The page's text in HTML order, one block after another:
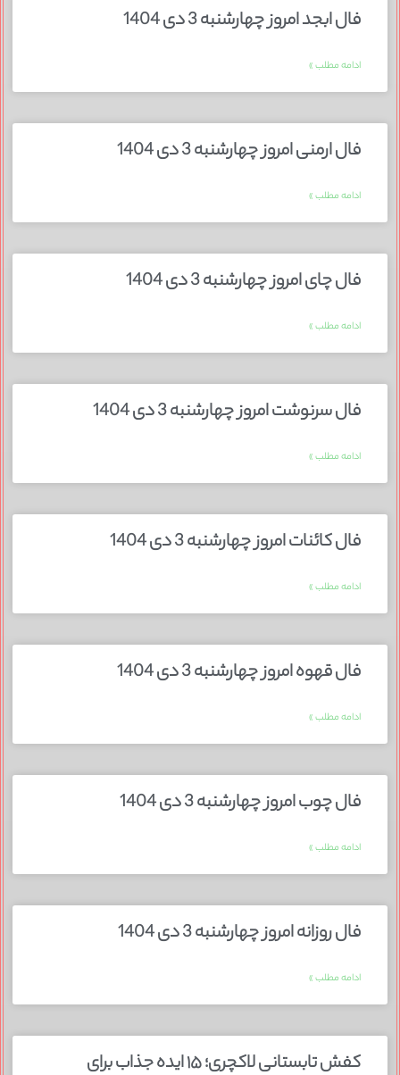
فال ابجد امروز چهارشنبه 3 دی 1404
ادامه مطلب »
فال ارمنی امروز چهارشنبه 3 دی 1404
ادامه مطلب »
فال چای امروز چهارشنبه 3 دی 1404
ادامه مطلب »
فال سرنوشت امروز چهارشنبه 3 دی 1404
ادامه مطلب »
فال کائنات امروز چهارشنبه 3 دی 1404
ادامه مطلب »
فال قهوه امروز چهارشنبه 3 دی 1404
ادامه مطلب »
فال چوب امروز چهارشنبه 3 دی 1404
ادامه مطلب »
فال روزانه امروز چهارشنبه 3 دی 1404
ادامه مطلب »
کفش تابستانی لاکچری؛ ۱۵ ایده‌ جذاب برای